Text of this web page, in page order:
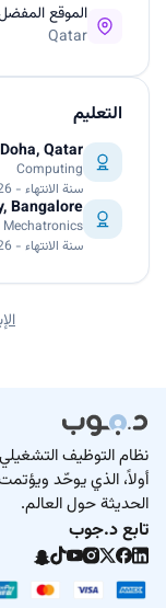
الموقع
Qatar
التعليم
Qatar
Computing
سنة الانتهاء - 2026
Bangalore
Mechatronics
سنة الانتهاء - 2026
نظام التوظيف
أولاً، الذي يوحّد
الحديثة حول العالم.
تابع د.جوب